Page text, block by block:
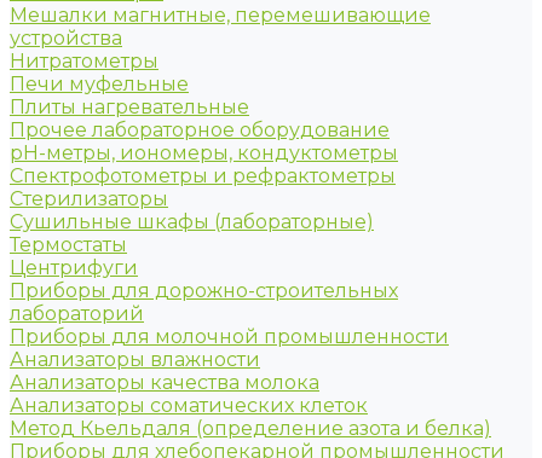
Мешалки магнитные, перемешивающие
устройства
Нитратометры
Печи муфельные
Плиты нагревательные
Прочее лабораторное оборудование
рН-метры, иономеры, кондуктометры
Спектрофотометры и рефрактометры
Стерилизаторы
Сушильные шкафы (лабораторные)
Термостаты
Центрифуги
Приборы для дорожно-строительных
лабораторий
Приборы для молочной промышленности
Анализаторы влажности
Анализаторы качества молока
Анализаторы соматических клеток
Метод Кьельдаля (определение азота и белка)
Приборы для хлебопекарной промышленности